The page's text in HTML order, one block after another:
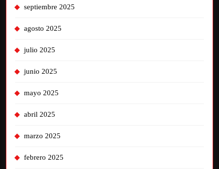
septiembre 2025
agosto 2025
julio 2025
junio 2025
mayo 2025
abril 2025
marzo 2025
febrero 2025